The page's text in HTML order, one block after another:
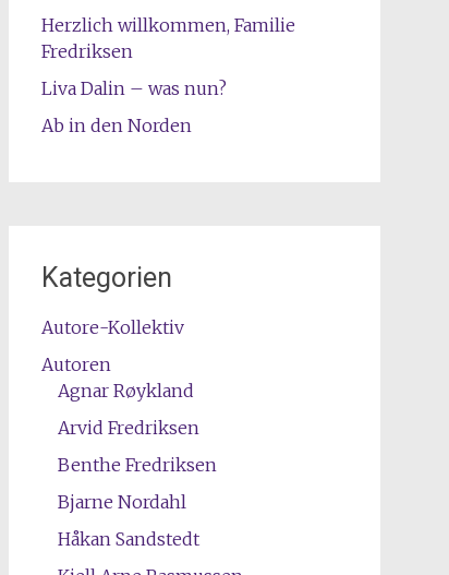
Herzlich willkommen, Familie
Fredriksen
Liva Dalin – was nun?
Ab in den Norden
Kategorien
Autore-Kollektiv
Autoren
Agnar Røykland
Arvid Fredriksen
Benthe Fredriksen
Bjarne Nordahl
Håkan Sandstedt